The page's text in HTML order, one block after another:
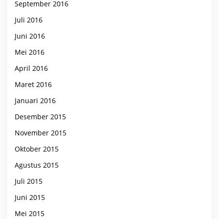
September 2016
Juli 2016
Juni 2016
Mei 2016
April 2016
Maret 2016
Januari 2016
Desember 2015
November 2015
Oktober 2015
Agustus 2015
Juli 2015
Juni 2015
Mei 2015